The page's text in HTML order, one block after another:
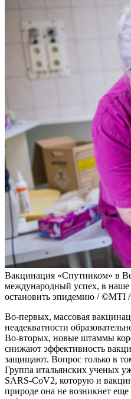
Вакцинация «Спутником» в
международный успех, в наше
остановить эпидемию / ©MTI
Во-первых, массовая
неадекватности
Во-вторых, новые штаммы
снижают эффективность
защищают. Вопрос только в
Группа итальянских ученых
SARS-CoV2, которую и
природе она не возникнет